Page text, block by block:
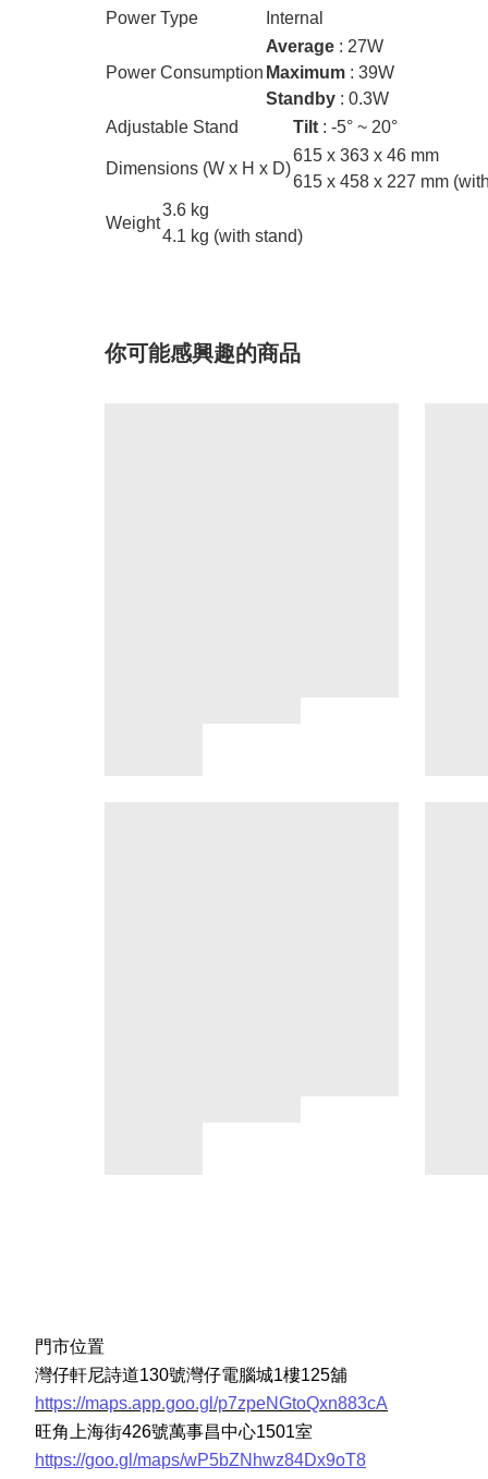
Power Type
Internal
Power Consumption
Average : 27W
Maximum : 39W
Standby : 0.3W
Adjustable Stand
Tilt : -5° ~ 20°
Dimensions (W x H x D)
615 x 363 x 46 mm
615 x 458 x 227 mm
Weight
3.6 kg
4.1 kg (with stand)
你可能感興趣的商品
門市位置
灣仔軒尼詩道130號灣仔電腦城1樓125舖
https://maps.app.goo.gl/p7zpeNGtoQxn883cA
旺角上海街426號萬事昌中心1501室
https://goo.gl/maps/wP5bZNhwz84Dx9oT8